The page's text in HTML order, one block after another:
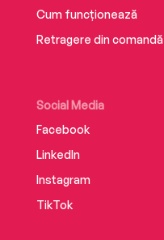
Cum funcționează
Retragere din comandă
Social Media
Facebook
LinkedIn
Instagram
TikTok